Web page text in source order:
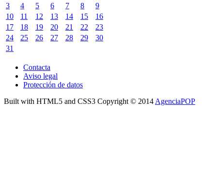
3
4 5 6 7 8
9
10
11 12 13 14 15
16
17
18 19 20 21 22
23
24
25 26 27 28 29
30
31
Contacta
Aviso legal
Protección de datos
Built with HTML5 and CSS3 Copyright © 2014 AgenciaPOP